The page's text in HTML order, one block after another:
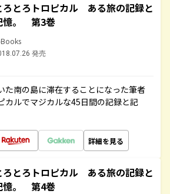
ろとろトロピカル ある旅の記録と
憶。 第3巻
発売
た南の島に滞在することになった筆者
カルでマジカルな45日間の記録と記
詳細を見る
ろとろトロピカル ある旅の記録と
憶。 第4巻